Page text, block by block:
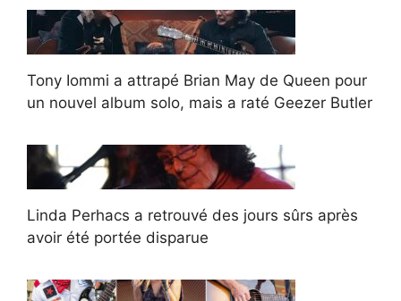
Tony Iommi a attrapé Brian May de Queen pour
un nouvel album solo, mais a raté Geezer Butler
Linda Perhacs a retrouvé des jours sûrs après
avoir été portée disparue